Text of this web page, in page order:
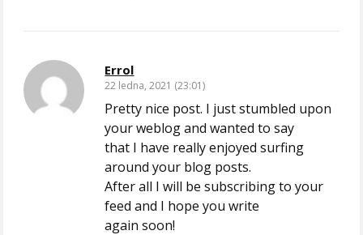
Errol
22 ledna, 2021 (23:01)
Pretty nice post. I just stumbled upon
your weblog and wanted to say
that I have really enjoyed surfing
around your blog posts.
After all I will be subscribing to your
feed and I hope you write
again soon!